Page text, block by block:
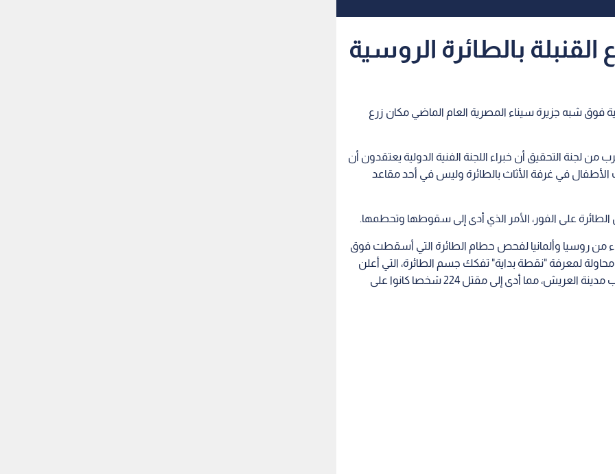
بالطائرة الروسية
شبه جزيرة سيناء المصرية العام الماضي مكان زرع
التحقيق أن خبراء اللجنة الفنية الدولية يعتقدون أن
الأطفال في غرفة الأثاث بالطائرة وليس في أحد مقاعد
على الفور، الأمر الذي أدى إلى سقوطها وتحطمها.
روسيا وألمانيا لفحص حطام الطائرة التي أسقطت فوق
في محاولة لمعرفة "نقطة بداية" تفكك جسم الطائرة، التي أعلن
تنظيم الدولة الإسلامية مسؤوليته عن إسقاطها قرب مدينة العريش، مما أدى إلى مقتل 224 شخصا كانوا على